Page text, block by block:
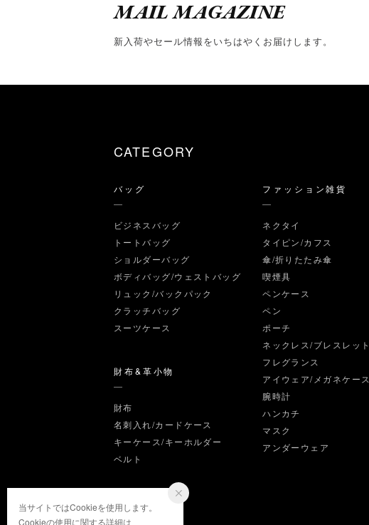
MAIL MAGAZINE
新入荷やセール情報をいちはやくお届けします。
CATEGORY
バッグ
ビジネスバッグ
トートバッグ
ショルダーバッグ
ボディバッグ/ウェストバッグ
リュック/バックパック
クラッチバッグ
スーツケース
財布&革小物
財布
名刺入れ/カードケース
キーケース/キーホルダー
ベルト
ファッション雑貨
ネクタイ
タイピン/カフス
傘/折りたたみ傘
喫煙具
ペンケース
ペン
ポーチ
ネックレス/ブレスレット
フレグランス
アイウェア/メガネケース
腕時計
ハンカチ
マスク
アンダーウェア
当サイトではCookieを使用します。
Cookieの使用に関する詳細は